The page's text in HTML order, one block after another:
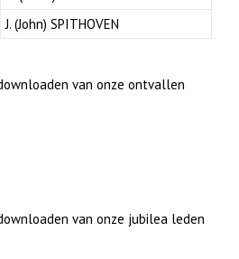
J. (John) SPITHOVEN
van onze ontvallen
van onze jubilea leden